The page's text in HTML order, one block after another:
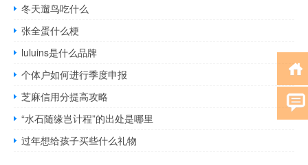
冬天遛鸟吃什么
张全蛋什么梗
luluins是什么品牌
个体户如何进行季度申报
芝麻信用分提高攻略
“水石随缘岂计程”的出处是哪里
过年想给孩子买些什么礼物